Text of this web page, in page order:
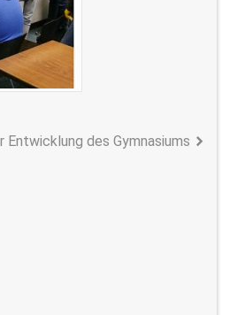
Entwicklung des Gymnasiums